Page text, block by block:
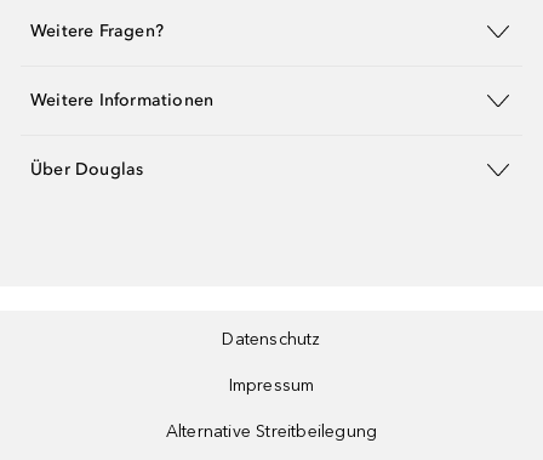
Weitere Fragen?
Weitere Informationen
Über Douglas
Datenschutz
Impressum
Alternative Streitbeilegung